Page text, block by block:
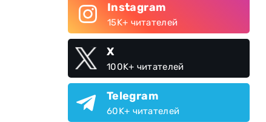
Instagram
15K+ читателей
X
100K+ читателей
Telegram
60K+ читателей